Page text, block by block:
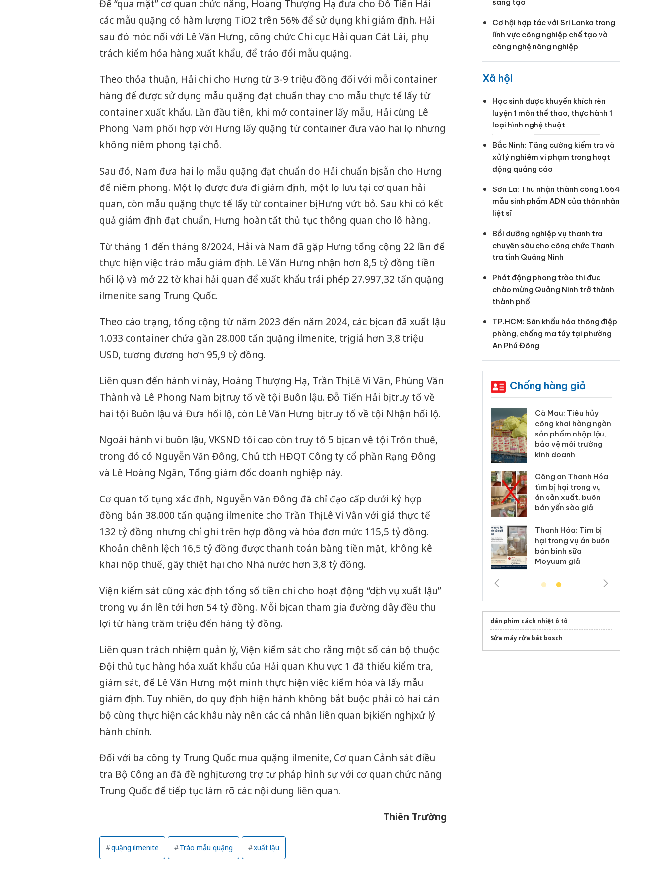
Để “qua mặt” cơ quan chức năng, Hoàng Thượng Hạ đưa cho Đỗ Tiến Hải
các mẫu quặng có hàm lượng TiO2 trên 56% để sử dụng khi giám định. Hải
sau đó móc nối với Lê Văn Hưng, công chức Chi cục Hải quan Cát Lái, phụ
trách kiểm hóa hàng xuất khẩu, để tráo đổi mẫu quặng.
Theo thỏa thuận, Hải chi cho Hưng từ 3-9 triệu đồng đối với mỗi container
hàng để được sử dụng mẫu quặng đạt chuẩn thay cho mẫu thực tế lấy từ
container xuất khẩu. Lần đầu tiên, khi mở container lấy mẫu, Hải cùng Lê
Phong Nam phối hợp với Hưng lấy quặng từ container đưa vào hai lọ nhưng
không niêm phong tại chỗ.
Sau đó, Nam đưa hai lọ mẫu quặng đạt chuẩn do Hải chuẩn bị sẵn cho Hưng
để niêm phong. Một lọ được đưa đi giám định, một lọ lưu tại cơ quan hải
quan, còn mẫu quặng thực tế lấy từ container bị Hưng vứt bỏ. Sau khi có kết
quả giám định đạt chuẩn, Hưng hoàn tất thủ tục thông quan cho lô hàng.
Từ tháng 1 đến tháng 8/2024, Hải và Nam đã gặp Hưng tổng cộng 22 lần để
thực hiện việc tráo mẫu giám định. Lê Văn Hưng nhận hơn 8,5 tỷ đồng tiền
hối lộ và mở 22 tờ khai hải quan để xuất khẩu trái phép 27.997,32 tấn quặng
ilmenite sang Trung Quốc.
Theo cáo trạng, tổng cộng từ năm 2023 đến năm 2024, các bị can đã xuất lậu
1.033 container chứa gần 28.000 tấn quặng ilmenite, trị giá hơn 3,8 triệu
USD, tương đương hơn 95,9 tỷ đồng.
Liên quan đến hành vi này, Hoàng Thượng Hạ, Trần Thị Lê Vi Vân, Phùng Văn
Thành và Lê Phong Nam bị truy tố về tội Buôn lậu. Đỗ Tiến Hải bị truy tố về
hai tội Buôn lậu và Đưa hối lộ, còn Lê Văn Hưng bị truy tố về tội Nhận hối lộ.
Ngoài hành vi buôn lậu, VKSND tối cao còn truy tố 5 bị can về tội Trốn thuế,
trong đó có Nguyễn Văn Đông, Chủ tịch HĐQT Công ty cổ phần Rạng Đông
và Lê Hoàng Ngân, Tổng giám đốc doanh nghiệp này.
Cơ quan tố tụng xác định, Nguyễn Văn Đông đã chỉ đạo cấp dưới ký hợp
đồng bán 38.000 tấn quặng ilmenite cho Trần Thị Lê Vi Vân với giá thực tế
132 tỷ đồng nhưng chỉ ghi trên hợp đồng và hóa đơn mức 115,5 tỷ đồng.
Khoản chênh lệch 16,5 tỷ đồng được thanh toán bằng tiền mặt, không kê
khai nộp thuế, gây thiệt hại cho Nhà nước hơn 3,8 tỷ đồng.
Viện kiểm sát cũng xác định tổng số tiền chi cho hoạt động “dịch vụ xuất lậu”
trong vụ án lên tới hơn 54 tỷ đồng. Mỗi bị can tham gia đường dây đều thu
lợi từ hàng trăm triệu đến hàng tỷ đồng.
Liên quan trách nhiệm quản lý, Viện kiểm sát cho rằng một số cán bộ thuộc
Đội thủ tục hàng hóa xuất khẩu của Hải quan Khu vực 1 đã thiếu kiểm tra,
giám sát, để Lê Văn Hưng một mình thực hiện việc kiểm hóa và lấy mẫu
giám định. Tuy nhiên, do quy định hiện hành không bắt buộc phải có hai cán
bộ cùng thực hiện các khâu này nên các cá nhân liên quan bị kiến nghị xử lý
hành chính.
Đối với ba công ty Trung Quốc mua quặng ilmenite, Cơ quan Cảnh sát điều
tra Bộ Công an đã đề nghị tương trợ tư pháp hình sự với cơ quan chức năng
Trung Quốc để tiếp tục làm rõ các nội dung liên quan.
Thiên Trường
quặng ilmenite Tráo mẫu quặng xuất lậu
sáng tạo
Cơ hội hợp tác với Sri Lanka trong
lĩnh vực công nghiệp chế tạo và
công nghệ nông nghiệp
Xã hội
Học sinh được khuyến khích rèn
luyện 1 môn thể thao, thực hành 1
loại hình nghệ thuật
Bắc Ninh: Tăng cường kiểm tra và
xử lý nghiêm vi phạm trong hoạt
động quảng cáo
Sơn La: Thu nhận thành công 1.664
mẫu sinh phẩm ADN của thân nhân
liệt sĩ
Bồi dưỡng nghiệp vụ thanh tra
chuyên sâu cho công chức Thanh
tra tỉnh Quảng Ninh
Phát động phong trào thi đua
chào mừng Quảng Ninh trở thành
thành phố
TP.HCM: Sân khấu hóa thông điệp
phòng, chống ma túy tại phường
An Phú Đông
Chống hàng giả
Cà Mau: Tiêu hủy
sản phẩm nhập lậu,
bảo vệ môi trường
kinh doanh
án sản xuất, buôn
bán yến sào giả
Thanh Hóa: Tìm bị
hại trong vụ án buôn
bán bình sữa
Khẩn trương xác
minh, xử lý sản phẩm
Slimaura Care x3 sử
dụng giấy phép giả
mạo
Lào Cai xử lý 83 vụ vi
phạm thương mại
trong tháng 7
Hưng Yên: Xử lý 6 hộ
kinh doanh bán hàng
giả mạo nhãn hiệu
Adidas, Nike
dán phim cách nhiệt ô tô
Sửa máy rửa bát bosch